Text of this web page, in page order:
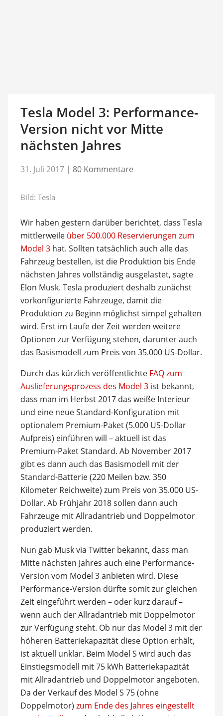
Tesla Model 3: Performance-
Version nicht vor Mitte
nächsten Jahres
31. Juli 2017 | 80 Kommentare
Bild: Tesla
Wir haben gestern darüber berichtet, dass Tesla
mittlerweile über 500.000 Reservierungen zum
Model 3hat. Sollten tatsächlich auch alle das
Fahrzeug bestellen, ist die Produktion bis Ende
nächsten Jahres vollständig ausgelastet, sagte
Elon Musk. Tesla produziert deshalb zunächst
vorkonfigurierte Fahrzeuge, damit die
Produktion zu Beginn möglichst simpel gehalten
wird. Erst im Laufe der Zeit werden weitere
Optionen zur Verfügung stehen, darunter auch
das Basismodell zum Preis von 35.000 US-Dollar.
Durch das kürzlich veröffentlichte FAQ zum
Auslieferungsprozess des Model 3ist bekannt,
dass man im Herbst 2017 das weiße Interieur
und eine neue Standard-Konfiguration mit
optionalem Premium-Paket (5.000 US-Dollar
Aufpreis) einführen will – aktuell ist das
Premium-Paket Standard. Ab November 2017
gibt es dann auch das Basismodell mit der
Standard-Batterie (220 Meilen bzw. 350
Kilometer Reichweite) zum Preis von 35.000 US-
Dollar. Ab Frühjahr 2018 sollen dann auch
Fahrzeuge mit Allradantrieb und Doppelmotor
produziert werden.
Nun gab Musk via Twitter bekannt, dass man
Mitte nächsten Jahres auch eine Performance-
Version vom Model 3 anbieten wird. Diese
Performance-Version dürfte somit zur gleichen
Zeit eingeführt werden – oder kurz darauf –
wenn auch der Allradantrieb mit Doppelmotor
zur Verfügung steht. Ob nur das Model 3 mit der
höheren Batteriekapazität diese Option erhält,
ist aktuell unklar. Beim Model S wird auch das
Einstiegsmodell mit 75 kWh Batteriekapazität
mit Allradantrieb und Doppelmotor angeboten.
Da der Verkauf des Model S 75 (ohne
Doppelmotor) zum Ende des Jahres eingestellt